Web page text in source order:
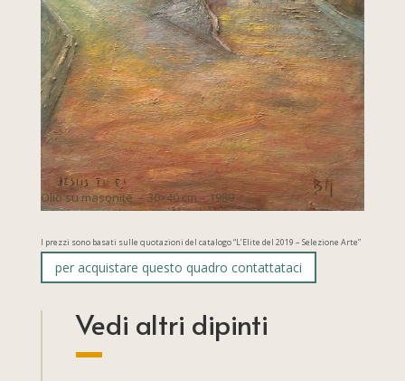
Olio su masonite – 30×40 cm – 1989
I prezzi sono basati sulle quotazioni del catalogo “L’Elite del 2019 – Selezione Arte”
per acquistare questo quadro contattataci
Vedi altri dipinti